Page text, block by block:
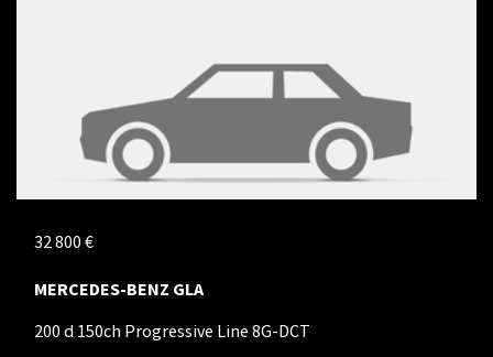
32 800 €
MERCEDES-BENZ GLA
200 d 150ch Progressive Line 8G-DCT